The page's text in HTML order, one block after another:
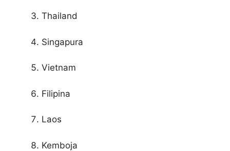
Thailand
Singapura
Vietnam
Filipina
Laos
Kemboja